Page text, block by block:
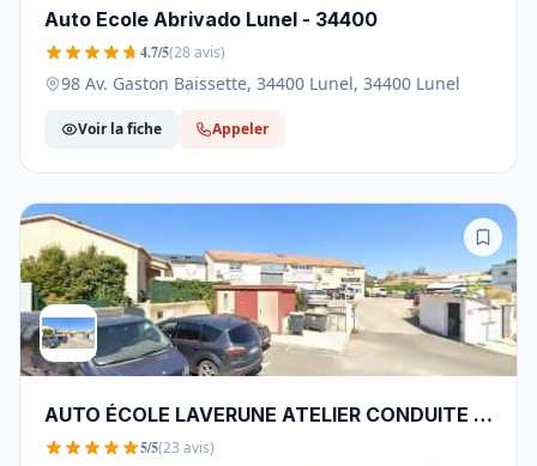
Auto Ecole Abrivado Lunel - 34400
4.7/5(28 avis)
98 Av. Gaston Baissette, 34400 Lunel, 34400 Lunel
Voir la fiche Appeler
AUTO ÉCOLE LAVERUNE ATELIER CONDUITE -
34880
5/5(23 avis)